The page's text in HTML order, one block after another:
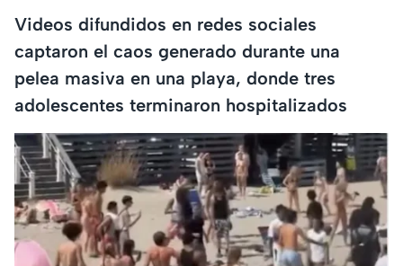
Videos difundidos en redes sociales
captaron el caos generado durante una
pelea masiva en una playa, donde tres
adolescentes terminaron hospitalizados